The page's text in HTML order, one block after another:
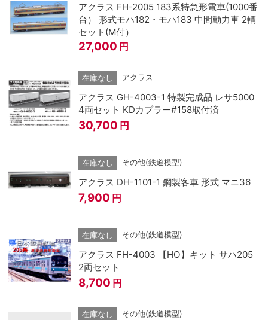
アクラス FH-2005 183系特急形電車(1000番
台） 形式モハ182・モハ183 中間動力車 2輌
セット(M付）
27,000 円
在庫なし アクラス
アクラス GH-4003-1 特製完成品 レサ5000
4両セット KDカプラー#158取付済
30,700 円
在庫なし その他(鉄道模型)
アクラス DH-1101-1 鋼製客車 形式 マニ36
7,900 円
在庫なし その他(鉄道模型)
アクラス FH-4003 【HO】キット サハ205
2両セット
8,700 円
在庫なし その他(鉄道模型)